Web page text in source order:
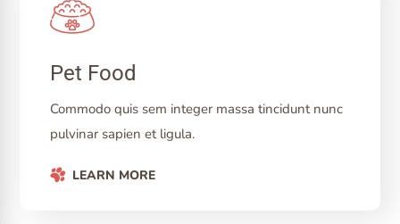
Pet Food
Commodo quis sem integer massa tincidunt nunc
pulvinar sapien et ligula.
LEARN MORE